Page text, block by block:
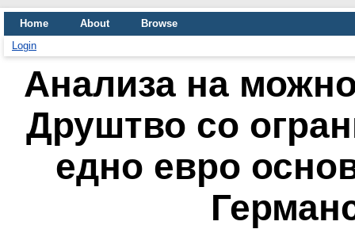
Home About
Browse
Login
Анализа на
Друштво со
едно евро